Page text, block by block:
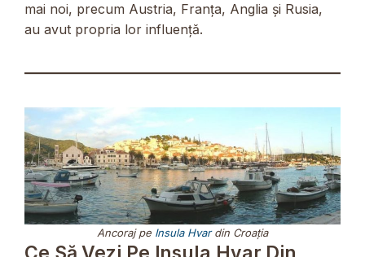
mai noi, precum Austria, Franța, Anglia și Rusia,
au avut propria lor influență.
Ancoraj pe Insula Hvardin Croația